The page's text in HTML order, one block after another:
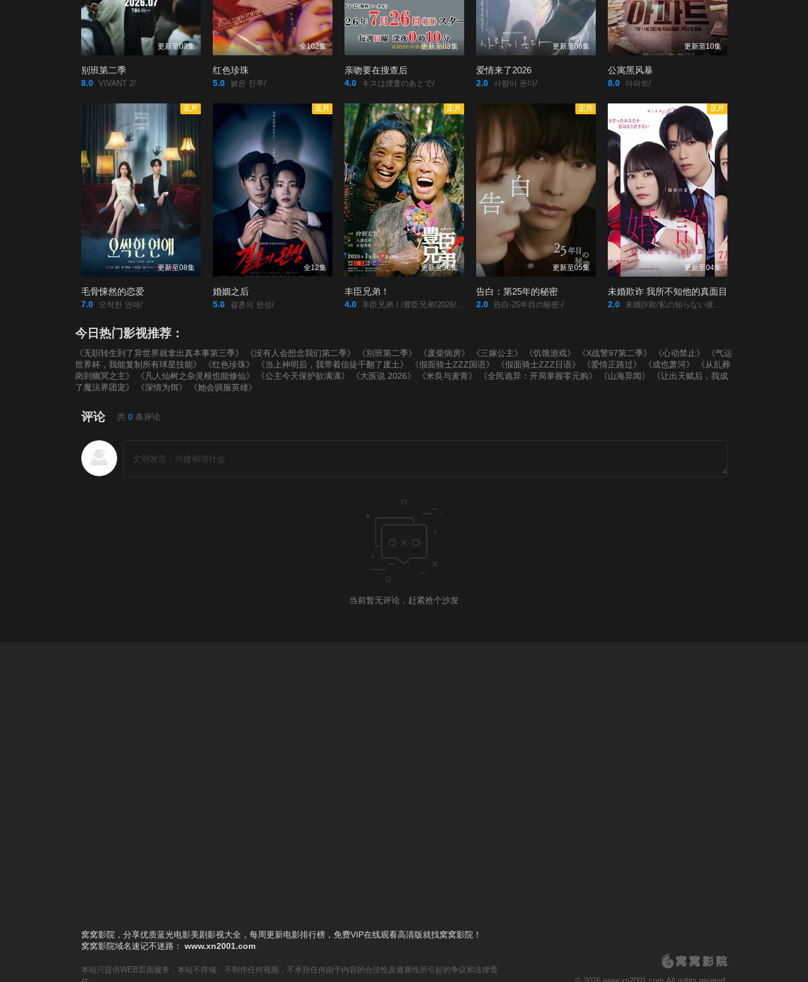
更新至03集
别班第二季
8.0 VIVANT 2/
全102集
红色珍珠
5.0 붉은 진주/
更新至03集
亲吻要在搜查后
4.0 キスは捜査のあとで/
更新至06集
爱情来了2026
2.0 사랑이 온다/
更新至10集
公寓黑风暴
8.0 아파트/
正片
更新至08集
毛骨悚然的恋爱
7.0 오싹한 연애/
正片
全12集
婚姻之后
5.0 결혼의 완성/
正片
更新至30集
丰臣兄弟！
4.0 丰臣兄弟！/豊臣兄弟!2026/丰臣兄弟！/豊臣兄弟!/
正片
更新至05集
告白：第25年的秘密
2.0 告白-25年目の秘密-/
正片
更新至04集
未婚欺诈 我所不知他的真面目
2.0 未婚詐欺/私の知らない彼の顔/
今日热门影视推荐：
《无职转生到了异世界就拿出真本事第三季》 《没有人会想念我们第二季》 《别班第二季》 《废柴病房》 《三嫁公主》 《饥饿游戏》 《X战警97第二季》 《心动禁止》
《气运
世界杯，我能复制所有球星技能》
《红色珍珠》 《当上神明后，我带着信徒干翻了废土》 《假面骑士ZZZ国语》 《假面骑士ZZZ日语》 《爱情正路过》 《成也萧河》
《从乱葬
岗到幽冥之主》
《凡人仙树之杂灵根也能修仙》 《公主今天保护欲满满》 《大医说 2026》 《米良与麦青》 《全民诡异：开局掌握零元购》 《山海异闻》
《让出天赋后，我成
了魔法界团宠》
《深情为饵》 《她会驯服英雄》
评论 共 0条评论
当前暂无评论，赶紧抢个沙发
窝窝影院，分享优质蓝光电影美剧影视大全，每周更新电影排行榜，免费VIP在线观看高清版就找窝窝影院！
窝窝影院域名速记不迷路： www.xn2001.com
本站只提供WEB页面服务，本站不存储、不制作任何视频，不承担任何由于内容的合法性及健康性所引起的争议和法律责